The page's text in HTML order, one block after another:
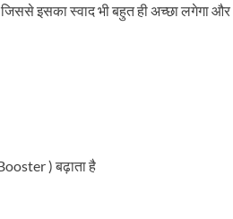
इसका स्वाद भी बहुत ही अच्छा लगेगा और
) बढ़ाता है